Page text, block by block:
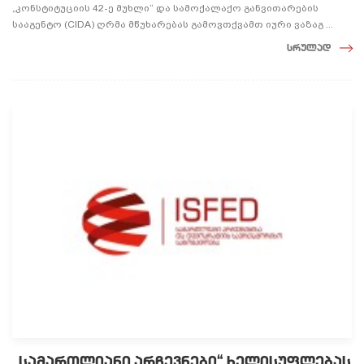
„კონსტიტუციის 42-ე მუხლი“ და სამოქალაქო განვითარების
სააგენტო (CIDA) ღრმა მწუხარებას გამოვთქვამთ იური ვაზაგ ...
სრულად